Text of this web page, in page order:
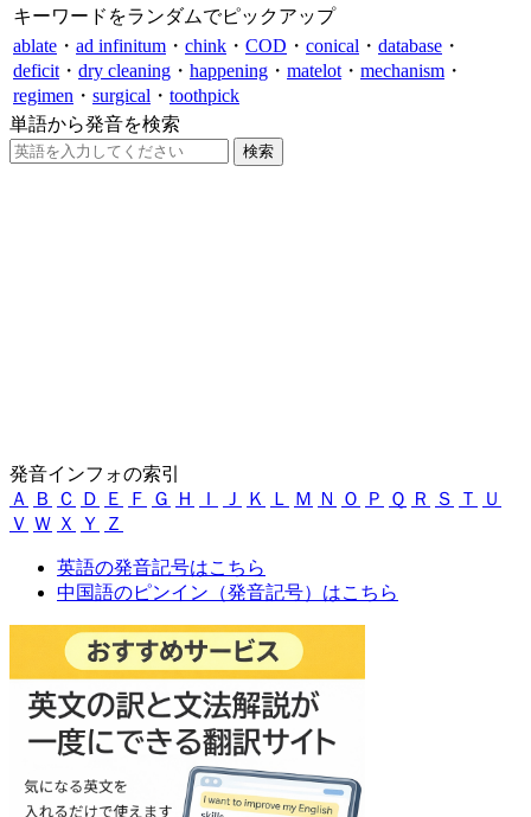
キーワードをランダムでピックアップ
ablate ・ ad infinitum ・ chink ・ COD ・ conical ・ database ・
deficit ・ dry cleaning ・ happening ・ matelot ・ mechanism ・
regimen ・ surgical ・ toothpick
単語から発音を検索
発音インフォの索引
Ａ
Ｂ Ｃ Ｄ Ｅ Ｆ Ｇ Ｈ Ｉ Ｊ Ｋ Ｌ Ｍ Ｎ Ｏ Ｐ Ｑ Ｒ Ｓ Ｔ
Ｕ
Ｖ Ｗ Ｘ Ｙ Ｚ
英語の発音記号はこちら
中国語のピンイン（発音記号）はこちら